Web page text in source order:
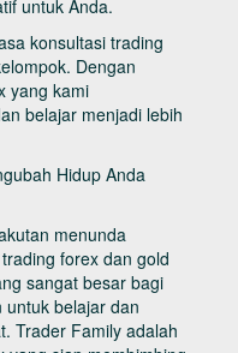
untuk Anda.
konsultasi trading
Dengan
yang kami
belajar menjadi lebih
Hidup Anda
menunda
forex dan gold
sangat besar bagi
untuk belajar dan
Trader Family adalah